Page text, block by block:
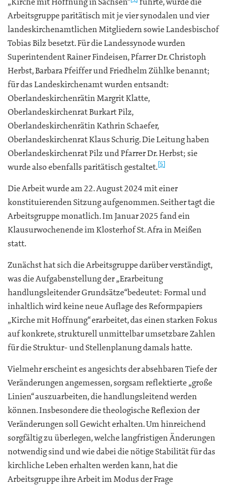
Arbeitsgruppe paritätisch mit je vier synodalen und vier
landeskirchenamtlichen Mitgliedern sowie Landesbischof
Tobias Bilz besetzt. Für die Landessynode wurden
Superintendent Rainer Findeisen, Pfarrer Dr. Christoph
Herbst, Barbara Pfeiffer und Friedhelm Zühlke benannt;
für das Landeskirchenamt wurden entsandt:
Oberlandeskirchenrätin Margrit Klatte,
Oberlandeskirchenrat Burkart Pilz,
Oberlandeskirchenrätin Kathrin Schaefer,
Oberlandeskirchenrat Klaus Schurig. Die Leitung haben
Oberlandeskirchenrat Pilz und Pfarrer Dr. Herbst; sie
wurde also ebenfalls paritätisch gestaltet.[5]
Die Arbeit wurde am 22. August 2024 mit einer
konstituierenden Sitzung aufgenommen. Seither tagt die
Arbeitsgruppe monatlich. Im Januar 2025 fand ein
Klausurwochenende im Klosterhof St. Afra in Meißen
statt.
Zunächst hat sich die Arbeitsgruppe darüber verständigt,
was die Aufgabenstellung der „Erarbeitung
handlungsleitender Grundsätze“bedeutet: Formal und
inhaltlich wird keine neue Auflage des Reformpapiers
„Kirche mit Hoffnung“ erarbeitet, das einen starken Fokus
auf konkrete, strukturell unmittelbar umsetzbare Zahlen
für die Struktur- und Stellenplanung damals hatte.
Vielmehr erscheint es angesichts der absehbaren Tiefe der
Veränderungen angemessen, sorgsam reflektierte „große
Linien“ auszuarbeiten, die handlungsleitend werden
können. Insbesondere die theologische Reflexion der
Veränderungen soll Gewicht erhalten. Um hinreichend
sorgfältig zu überlegen, welche langfristigen Änderungen
notwendig sind und wie dabei die nötige Stabilität für das
kirchliche Leben erhalten werden kann, hat die
Arbeitsgruppe ihre Arbeit im Modus der Frage